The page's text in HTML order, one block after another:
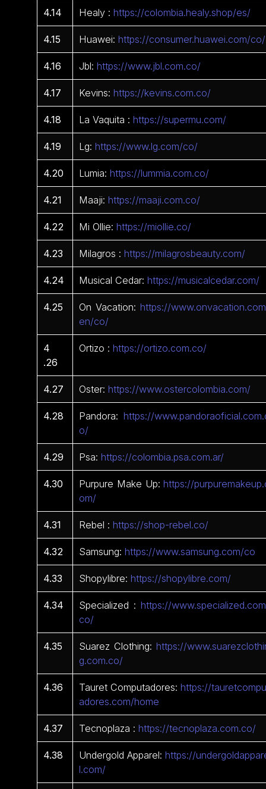
4.14 Healy :https://colombia.healy.shop/es/
4.15 Huawei:https://consumer.huawei.com/co/
4.16 Jbl:https://www.jbl.com.co/
4.17 Kevins:https://kevins.com.co/
4.18 La Vaquita :https://supermu.com/
4.19 Lg:https://www.lg.com/co/
4.20 Lumia:https://lummia.com.co/
4.21 Maaji:https://maaji.com.co/
4.22 Mi Ollie:https://miollie.co/
4.23 Milagros :https://milagrosbeauty.com/
4.24 Musical Cedar:https://musicalcedar.com/
4.25 On Vacation:https://
en/co/
4
.26
Ortizo :https://ortizo.com.co/
4.27 Oster:https://www.ostercolombia.com/
4.28 Pandora:https://
o/
4.29 Psa:https://colombia.psa.com.ar/
4.30 Purpure Make Up:https://
om/
4.31 Rebel :https://shop-rebel.co/
4.32 Samsung:https://www.samsung.com/co
4.33 Shopylibre:https://shopylibre.com/
4.34 Specialized :https://
co/
4.35 Suarez Clothing:https://
g.com.co/
4.36 Tauret Computadores:https://
adores.com/home
4.37 Tecnoplaza :https://tecnoplaza.com.co/
4.38 Undergold Apparel:https://
l.com/